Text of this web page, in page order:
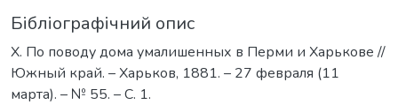
Бібліографічний опис
Х. По поводу дома умалишенных в Перми и Харькове //
Южный край. – Харьков, 1881. – 27 февраля (11
марта). – № 55. – С. 1.